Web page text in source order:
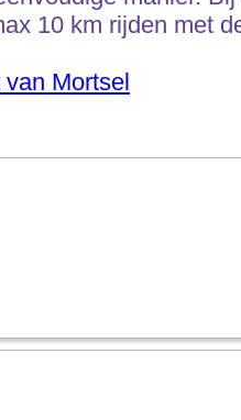
10 km rijden met
Mortsel